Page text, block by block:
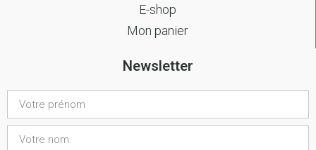
E-shop
Mon panier
Newsletter